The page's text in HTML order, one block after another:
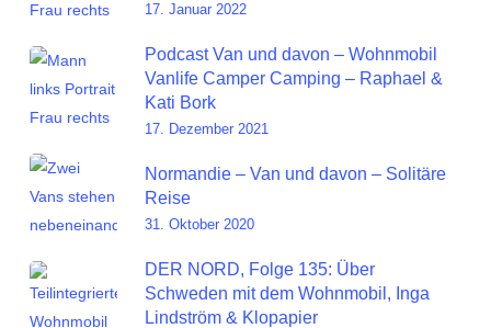
17. Januar 2022
Podcast Van und davon – Wohnmobil
Vanlife Camper Camping – Raphael &
Kati Bork
17. Dezember 2021
Normandie – Van und davon – Solitäre
Reise
31. Oktober 2020
DER NORD, Folge 135: Über
Schweden mit dem Wohnmobil, Inga
Lindström & Klopapier